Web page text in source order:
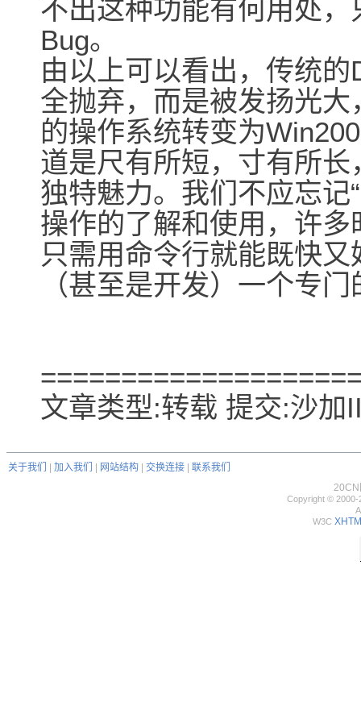
不出这种功能有何用处
Bug。
由以上可以看出，传统
全抛弃，而是被发扬光
的操作系统转变为
道是尺有所短，寸有所
独特魅力。我们不应忘记
操作的了解和使用，许
只需用命令行就能既快
（甚至是开发）一个专
文章类型:转载 提交:沙加
关于我们 加入我们 网站结构 交换连接
联系我们
20CN
Copyright © 2000-
W3C